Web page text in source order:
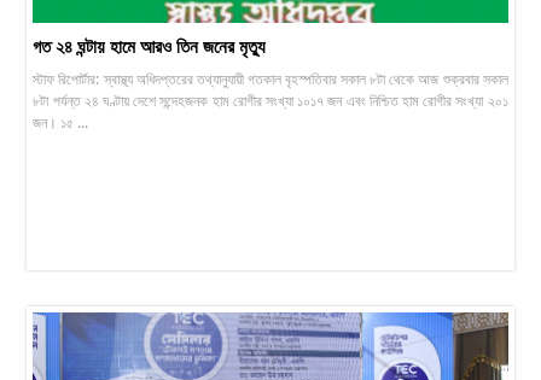
গত ২৪ ঘন্টায় হামে আরও তিন জনের মৃত্যু
স্টাফ রিপোর্টার: স্বাস্থ্য অধিদপ্তরের তথ্যানুযায়ী গতকাল বৃহস্পতিবার সকাল ৮টা থেকে আজ শুক্রবার সকাল
৮টা পর্যন্ত ২৪ ঘণ্টায় দেশে সন্দেহজনক হাম রোগীর সংখ্যা ১০১৭ জন এবং নিশ্চিত হাম রোগীর সংখ্যা ২০১
জন। ১৫ ...